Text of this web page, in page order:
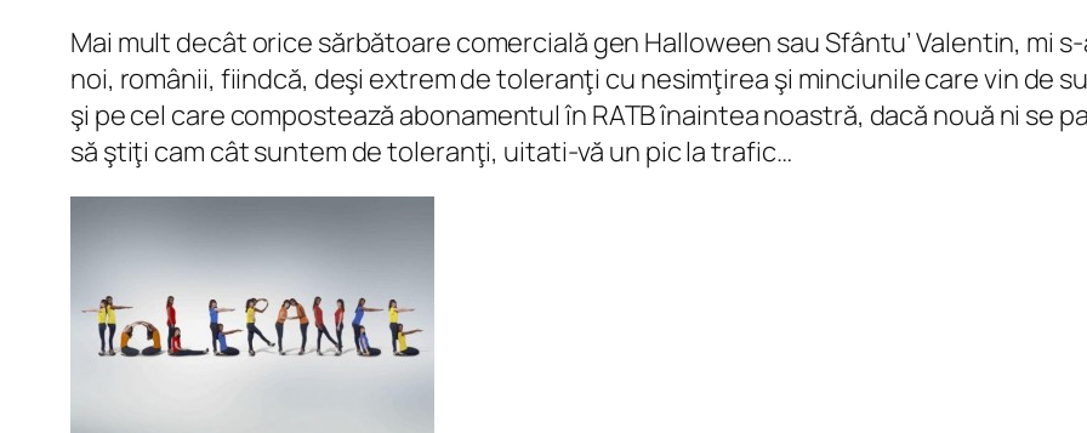
Mai mult decât orice sărbătoare comercială gen Halloween sau Sfântu’ Valentin, mi
noi, românii, fiindcă, deşi extrem de toleranţi cu nesimţirea şi minciunile care vin de
şi pe cel care compostează abonamentul în RATB înaintea noastră, dacă nouă ni se
să ştiţi cam cât suntem de toleranţi, uitati-vă un pic la trafic…